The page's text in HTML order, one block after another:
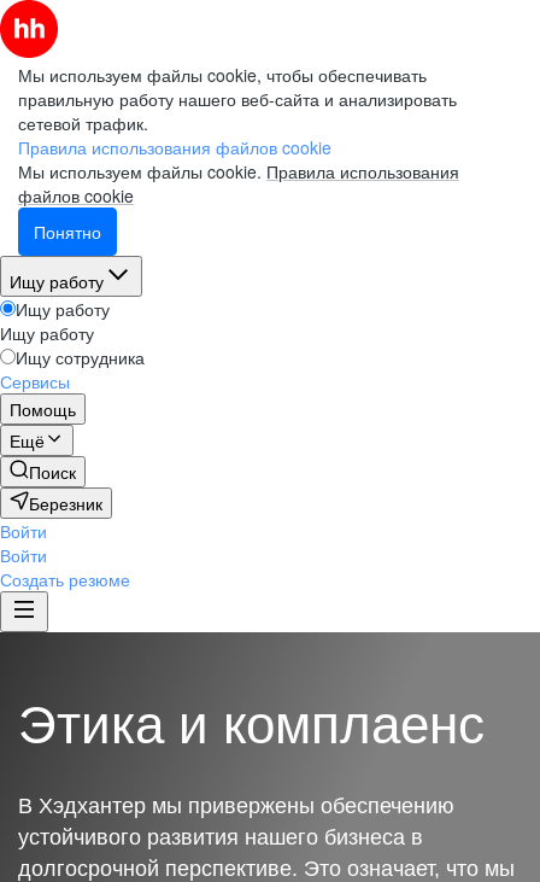
Мы используем файлы cookie, чтобы обеспечивать
правильную работу нашего веб-сайта и анализировать
сетевой трафик.
Правила использования файлов cookie
Мы используем файлы cookie. Правила использования
файлов cookie
Понятно
Ищу работу
Ищу работу
Ищу работу
Ищу сотрудника
Сервисы
Помощь
Ещё
Поиск
Березник
Войти
Войти
Создать резюме
Этика и комплаенс
В Хэдхантер мы привержены обеспечению
устойчивого развития нашего бизнеса в
долгосрочной перспективе. Это означает, что мы